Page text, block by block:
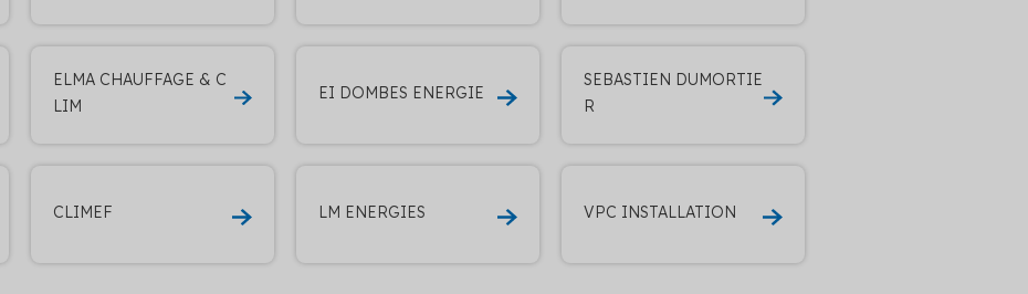
ELMA CHAUFFAGE & C
LIM
EI DOMBES ENERGIE
SEBASTIEN DUMORTIE
R
CLIMEF LM ENERGIES VPC INSTALLATION